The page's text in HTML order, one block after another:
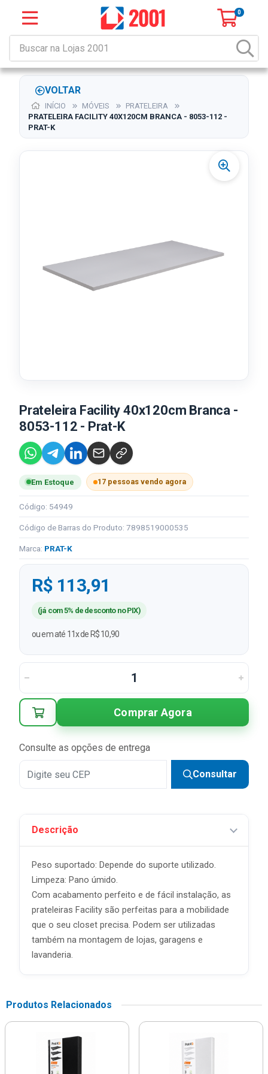
0
VOLTAR
INÍCIO MÓVEIS
PRATELEIRA
PRATELEIRA FACILITY 40X120CM BRANCA - 8053-112 -
PRAT-K
Prateleira Facility 40x120cm Branca -
8053-112 - Prat-K
Em Estoque 17 pessoas vendo agora
Código: 54949
Código de Barras do Produto: 7898519000535
Marca: PRAT-K
R$ 113,91
(já com 5% de desconto no PIX)
ou em até 11x de R$ 10,90
Comprar Agora
Consulte as opções de entrega
Consultar
Descrição
Peso suportado: Depende do suporte utilizado.
Limpeza: Pano úmido.
Com acabamento perfeito e de fácil instalação, as
prateleiras Facility são perfeitas para a mobilidade
que o seu closet precisa. Podem ser utilizadas
também na montagem de lojas, garagens e
lavanderia.
Produtos Relacionados